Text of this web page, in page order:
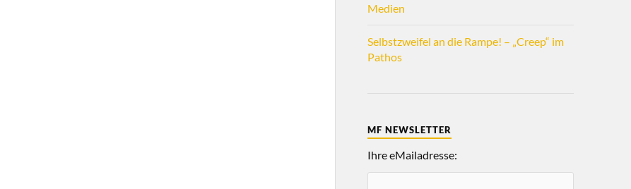
Medien
Selbstzweifel an die Rampe! – „Creep“ im
Pathos
MF NEWSLETTER
Ihre eMailadresse: